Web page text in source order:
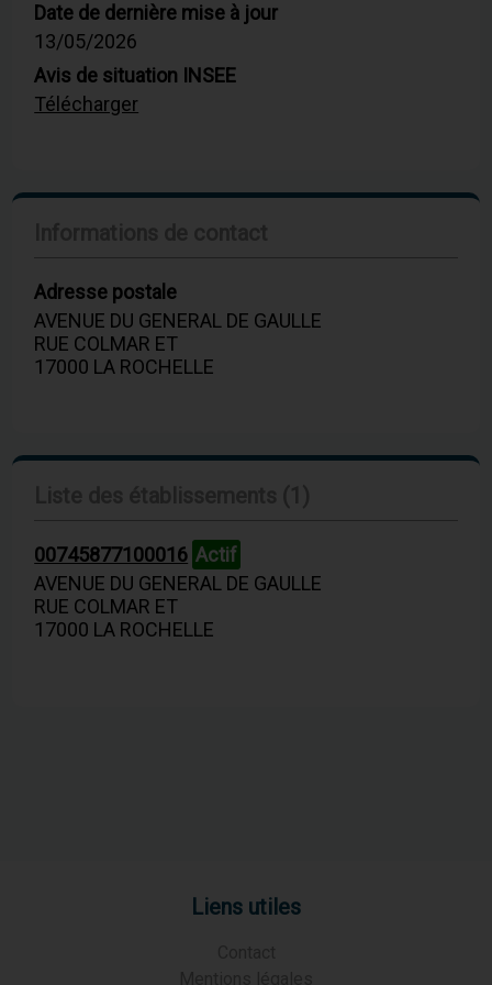
Date de dernière mise à jour
13/05/2026
Avis de situation INSEE
Télécharger
Adresse postale
AVENUE DU GENERAL DE GAULLE
RUE COLMAR ET
17000 LA ROCHELLE
00745877100016 Actif
AVENUE DU GENERAL DE GAULLE
RUE COLMAR ET
17000 LA ROCHELLE
Liens utiles